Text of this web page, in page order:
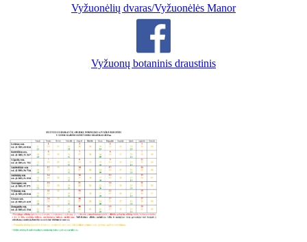
Vyžuonėlių dvaras/Vyžuonėlės Manor
Vyžuonų botaninis draustinis